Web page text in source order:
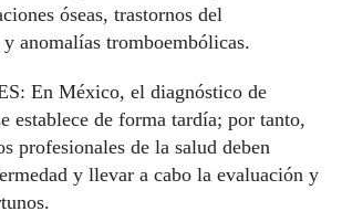
óseas, trastornos del
anomalías tromboembólicas.
En México, el diagnóstico de
establece de forma tardía; por tanto,
profesionales de la salud deben
y llevar a cabo la evaluación y